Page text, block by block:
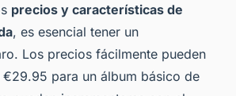
precios y características de
, es esencial tener un
Los precios fácilmente pueden
para un álbum básico de